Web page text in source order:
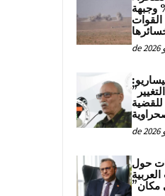
بنسبة 6% وجبهة
القوات
حول
مكان”